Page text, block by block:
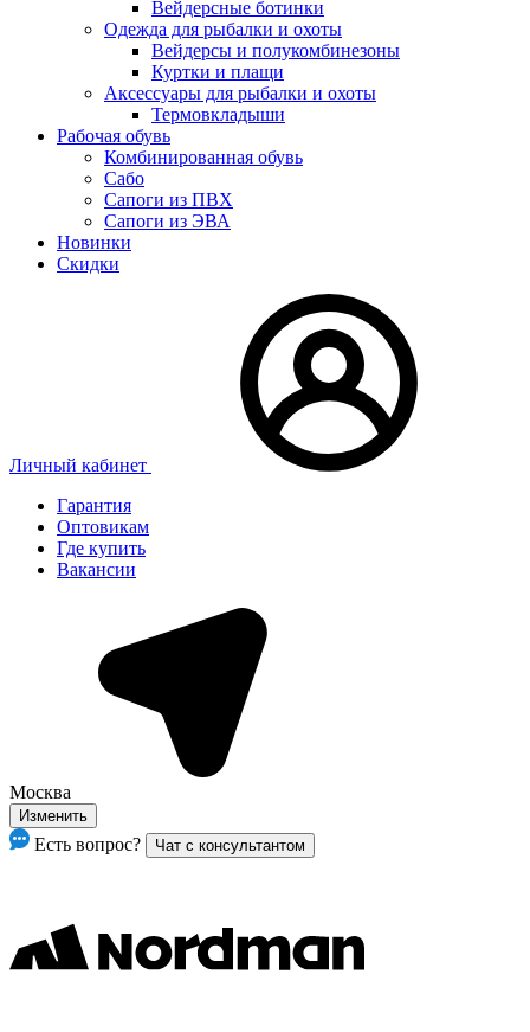
Вейдерсные ботинки
Одежда для рыбалки и охоты
Вейдерсы и полукомбинезоны
Куртки и плащи
Аксессуары для рыбалки и охоты
Термовкладыши
Рабочая обувь
Комбинированная обувь
Сабо
Сапоги из ПВХ
Сапоги из ЭВА
Новинки
Скидки
Личный кабинет
Гарантия
Оптовикам
Где купить
Вакансии
Москва
Изменить
Есть вопрос? Чат с консультантом